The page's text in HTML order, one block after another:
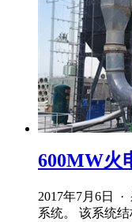
600MW火
2017年7月6日
系统。 该系统